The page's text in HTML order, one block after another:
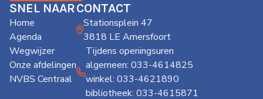
SNEL NAAR
Home
Agenda
Wegwijzer
Onze afdelingen
NVBS Centraal
CONTACT
Stationsplein 47
3818 LE Amersfoort
Tijdens openingsuren
algemeen: 033-4614825
winkel: 033-4621890
bibliotheek: 033-4615871